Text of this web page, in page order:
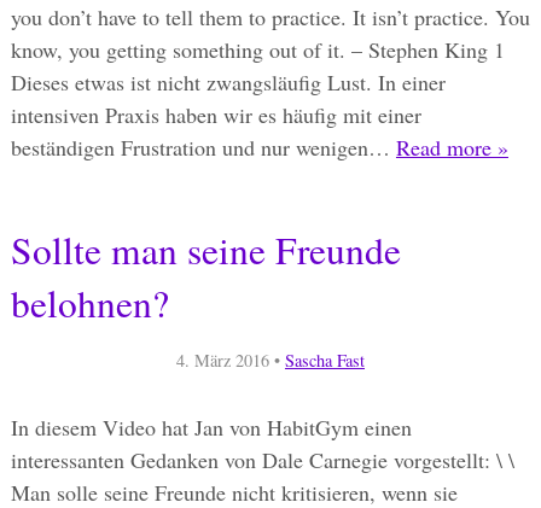
you don’t have to tell them to practice. It isn’t practice. You
know, you getting something out of it. – Stephen King 1
Dieses etwas ist nicht zwangsläufig Lust. In einer
intensiven Praxis haben wir es häufig mit einer
beständigen Frustration und nur wenigen… Read more »
Sollte man seine Freunde
belohnen?
4. März 2016• Sascha Fast
In diesem Video hat Jan von HabitGym einen
interessanten Gedanken von Dale Carnegie vorgestellt: \ \
Man solle seine Freunde nicht kritisieren, wenn sie